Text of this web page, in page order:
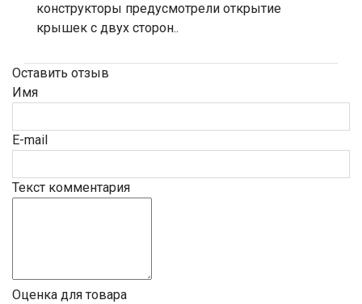
конструкторы предусмотрели открытие
крышек с двух сторон..
Оставить отзыв
Имя
E-mail
Текст комментария
Оценка для товара